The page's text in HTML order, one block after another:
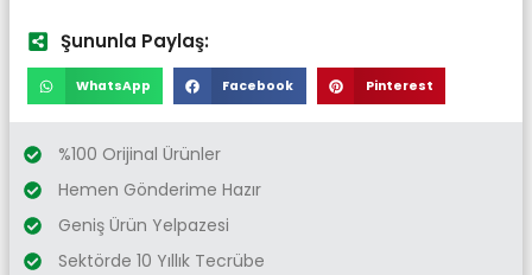
Şununla Paylaş:
WhatsApp Facebook Pinterest
%100 Orijinal Ürünler
Hemen Gönderime Hazır
Geniş Ürün Yelpazesi
Sektörde 10 Yıllık Tecrübe